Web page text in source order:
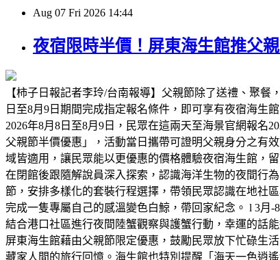
Aug 07 Fri 2026 14:44
夜宿限時半價！屏東海生館推父
【柿子日報記者李玲/台南報導】父親節除了送禮、聚
日至8月9日期間完成指定報名條件，即可享有夜宿海生
2026年8月8日至8月9日，民眾在這兩天至海景官網報名
父親節半價優惠」，活動當日攜帶可證明父親身分之有
域皆適用，讓民眾能以更優惠的價格體驗夜宿海生館，
在閉館後跟隨解說員深入探索，認識海洋生物的夜間行
節，安排多樣化的套裝行程選擇，帶領民眾認識在地社
完成一隻專屬自己的感溫變色白鯨，帶回家紀念。 l 3月
結合港口社區進行夜間陸蟹觀察與護蟹行動，幸運的話
屏東海生館藉由父親節限定優惠，鼓勵民眾放下忙碌生
藏家人間的旅行回憶。海生館也特別提醒「海天一色逍